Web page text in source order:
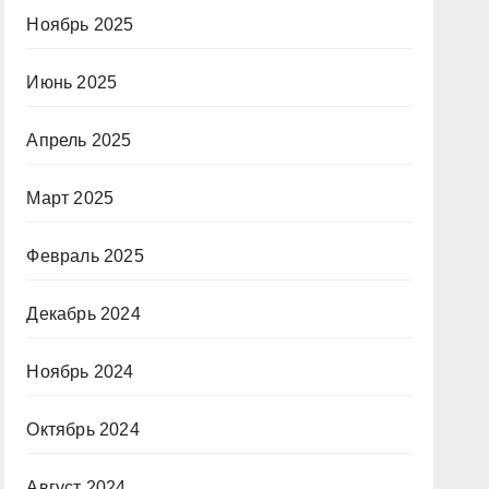
Ноябрь 2025
Июнь 2025
Апрель 2025
Март 2025
Февраль 2025
Декабрь 2024
Ноябрь 2024
Октябрь 2024